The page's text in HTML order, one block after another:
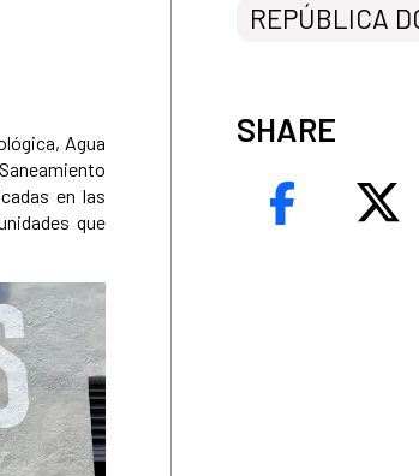
Agua
en las
que
REPÚBLICA
SHARE